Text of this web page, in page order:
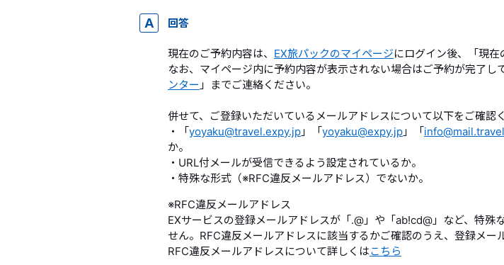
回答
現在のご予約内容は、 EX旅パックのマイページにログイン後、「現在
なお、マイページ内に予約内容が表示されない場合はご予約が完了し
ンター 」までご連絡ください。
併せて、ご登録いただいているメールアドレスについて以下をご確認
・「yoyaku@travel.expy.jp 」「yoyaku@expy.jp 」「
か。
・URL付メールが受信できるよう設定されているか。
・特殊な形式（※RFC違反メールアドレス）でないか。
※RFC違反メールアドレス
EXサービスの登録メールアドレスが「.@」や「ab!cd@」など、特
せん。RFC違反メールアドレスに該当するかご確認のうえ、登録メー
RFC違反メールアドレスについて詳しくはこちら